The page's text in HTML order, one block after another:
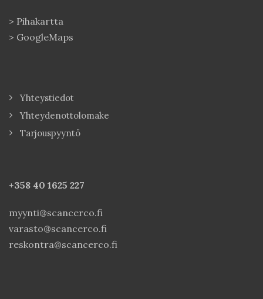
> Pihakartta
> GoogleMaps
Yhteystiedot
Yhteydenottolomake
Tarjouspyyntö
+358 40 1625 227
myynti@scancerco.fi
varasto@scancerco.fi
reskontra@scancerco.fi